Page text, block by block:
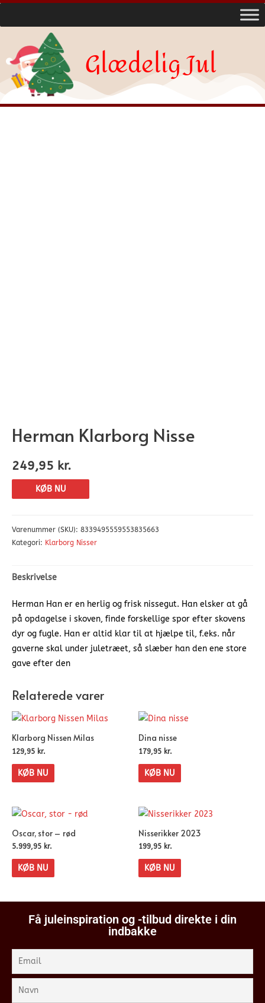
Glædelig Jul
Herman Klarborg Nisse
249,95 kr.
KØB NU
Varenummer (SKU): 8339495559553835663
Kategori: Klarborg Nisser
Beskrivelse
Herman Han er en herlig og frisk nissegut. Han elsker at gå
på opdagelse i skoven, finde forskellige spor efter skovens
dyr og fugle. Han er altid klar til at hjælpe til, f.eks. når
gaverne skal under juletræet, så slæber han den ene store
gave efter den
Relaterede varer
Klarborg Nissen Milas
129,95 kr.
KØB NU
Dina nisse
179,95 kr.
KØB NU
Oscar, stor – rød
5.999,95 kr.
KØB NU
Nisserikker 2023
199,95 kr.
KØB NU
Få juleinspiration og -tilbud direkte i din
indbakke